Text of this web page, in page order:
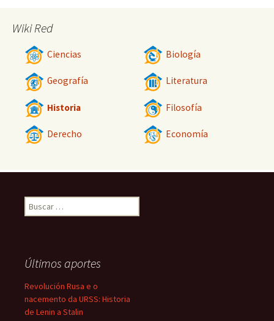
Wiki Red
Ciencias Biología
Geografía Literatura
Historia Filosofía
Derecho Economía
Buscar:
Últimos aportes
Revolución Rusa e o
nacemento da URSS: Historia
de Lenin a Stalin